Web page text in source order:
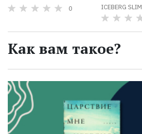
0
ICEBERG SLIM
Как вам такое?